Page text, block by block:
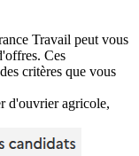
Travail peut vous
Ces
critères que vous
d'ouvrier agricole,